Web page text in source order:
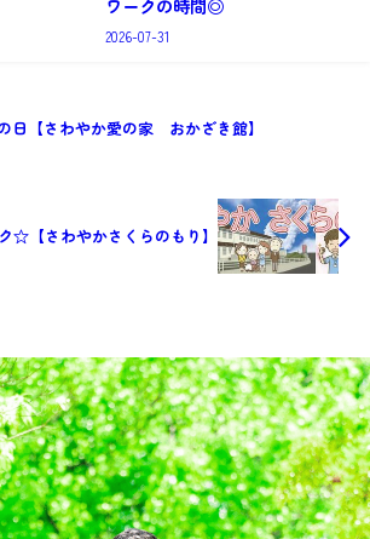
2026-07-31
日【さわやか愛の家 おかざき館】
☆【さわやかさくらのもり】